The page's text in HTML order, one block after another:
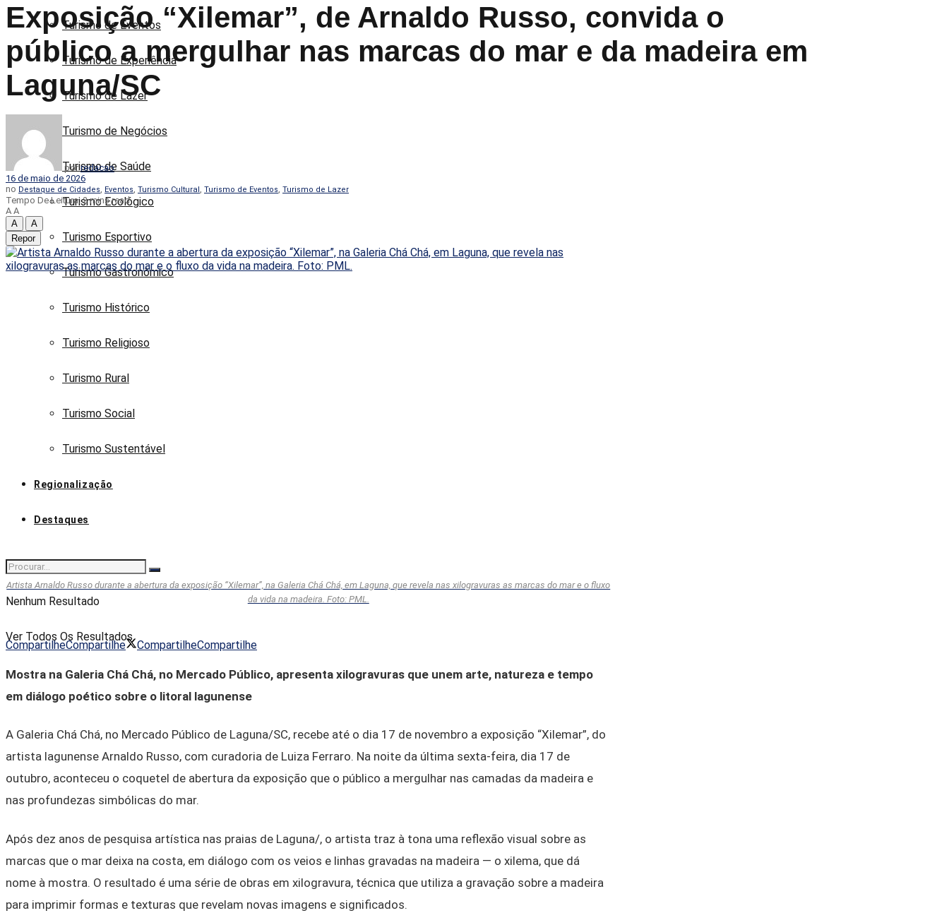
Turismo de Eventos
Turismo de Experiência
Turismo de Lazer
Turismo de Negócios
Turismo de Saúde
Turismo Ecológico
Turismo Esportivo
Turismo Gastronômico
Turismo Histórico
Turismo Religioso
Turismo Rural
Turismo Social
Turismo Sustentável
Regionalização
Destaques
Nenhum Resultado
Ver Todos Os Resultados
Exposição “Xilemar”, de Arnaldo Russo, convida o
público a mergulhar nas marcas do mar e da madeira em
Laguna/SC
por redacao
16 de maio de 2026
no Destaque de Cidades Eventos Turismo Cultural Turismo de Eventos Turismo de Lazer
Tempo De Leitura: 2 mins read
A A
A
A
Repor
Artista Arnaldo Russo durante a abertura da exposição “Xilemar”, na Galeria Chá Chá, em Laguna, que revela nas xilogravuras as marcas do mar e o fluxo
da vida na madeira. Foto: PML.
CompartilheCompartilhe CompartilheCompartilhe
Mostra na Galeria Chá Chá, no Mercado Público, apresenta xilogravuras que unem arte, natureza e tempo
em diálogo poético sobre o litoral lagunense
A Galeria Chá Chá, no Mercado Público de Laguna/SC, recebe até o dia 17 de novembro a exposição “Xilemar”, do
artista lagunense Arnaldo Russo, com curadoria de Luiza Ferraro. Na noite da última sexta-feira, dia 17 de
outubro, aconteceu o coquetel de abertura da exposição que o público a mergulhar nas camadas da madeira e
nas profundezas simbólicas do mar.
Após dez anos de pesquisa artística nas praias de Laguna/, o artista traz à tona uma reflexão visual sobre as
marcas que o mar deixa na costa, em diálogo com os veios e linhas gravadas na madeira — o xilema, que dá
nome à mostra. O resultado é uma série de obras em xilogravura, técnica que utiliza a gravação sobre a madeira
para imprimir formas e texturas que revelam novas imagens e significados.